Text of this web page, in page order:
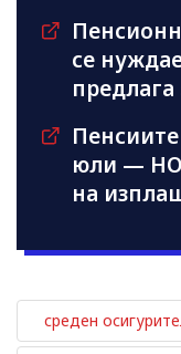
се
Пенсиите
юли —
на
среден